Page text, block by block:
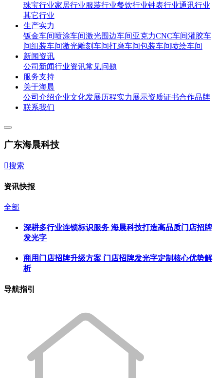
珠宝行业家居行业服装行业餐饮行业钟表行业通讯行业
其它行业
生产实力
钣金车间喷涂车间激光围边车间亚克力CNC车间灌胶车
间组装车间激光雕刻车间打磨车间包装车间喷绘车间
新闻资讯
公司新闻行业资讯常见问题
服务支持
关于海晨
公司介绍企业文化发展历程实力展示资质证书合作品牌
联系我们
广东海晨科技
搜索
资讯快报
全部
深耕多行业连锁标识服务 海晨科技打造高品质门店招牌
发光字
商用门店招牌升级方案 门店招牌发光字定制核心优势解
析
导航指引